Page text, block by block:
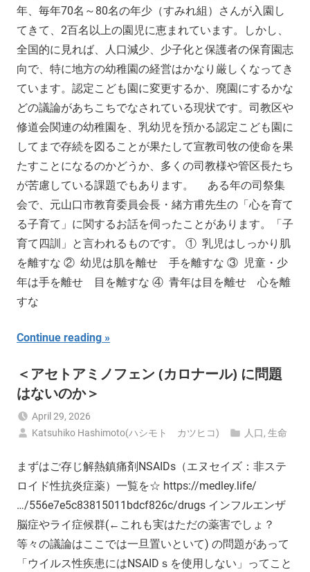
年、毎年70名～80名の年少（すみれ組）さんが入園し
てきて、2百名以上の園児に恵まれています。しかし、
全国的に見れば、人口減少、少子化と保護者の保育園志
向で、特に地方の幼稚園の経営はかなり厳しくなってき
ています。認定こども園に変更するか、廃園にするかな
どの議論があちこちでなされている現状です。司教区や
修道会関連の幼稚園を、乳幼児を預かる認定こども園に
してまで存続を図ることが果たして宣教司牧の使命を果
たすことになるのかどうか、多くの司教様や管区長たち
が苦慮している課題でもあります。 ある年の司祭集
会で、元山口市教育委員会長・緒方甫先生の「心を育て
る子育て」に関するお話を伺ったことがあります。「子
育て四訓」と言われるものです。 ① 乳児はしっかり肌
を離すな ② 幼児は肌を離せ 手を離すな ③ 児童・少
年は手を離せ 目を離すな ④ 青年は目を離せ 心を離
すな
Continue reading
＜アセトアミノフェン (カロナール) に問題
はないのか＞
April 29, 2026
Katsuhiko Hashimoto(ハシモト カツヒコ)
人口,生命
まずはご存じ解熱鎮痛剤NSAIDs（エヌセイズ：非ステ
ロイド性抗炎症薬）一覧を☆ https://medley.life/
…/556e7e5c83815011bdcf826c/drugs インフルエンザ
脳症やライ症候群(←これも実はただの薬害でしょ？
等々の議論はここでは一旦置いといて) の問題があって
「ウイルス性疾患にはNSAIDｓを使用しない」ってこと